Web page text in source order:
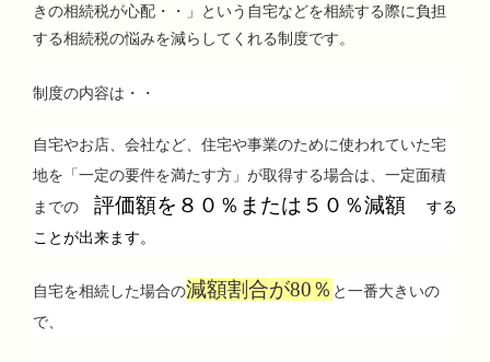
きの相続税が心配・・」という自宅などを相続する際に負担
する相続税の悩みを減らしてくれる制度です。
制度の内容は・・
自宅やお店、会社など、住宅や事業のために使われていた宅
地を「一定の要件を満たす方」が取得する場合は、一定面積
までの 評価額を８０％または５０％減額
する
ことが出来ます。
自宅を相続した場合の減額割合が80％ と一番大きいの
で、